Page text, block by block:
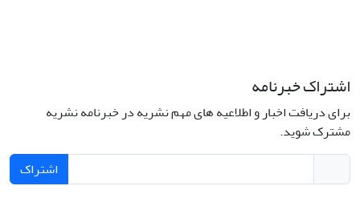
اشتراک خبرنامه
برای دریافت اخبار و اطلاعیه های مهم نشریه در خبرنامه نشریه
مشترک شوید.
اشتراک